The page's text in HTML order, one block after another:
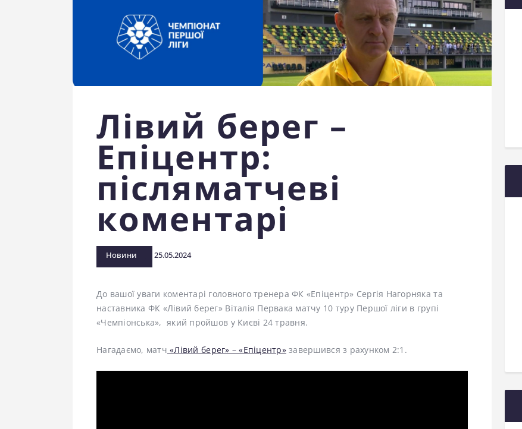
Лівий берег –
Епіцентр:
післяматчеві
коментарі
Новини 25.05.2024
До вашої уваги коментарі головного тренера ФК «Епіцентр» Сергія Нагорняка та
наставника ФК «Лівий берег» Віталія Первака матчу 10 туру Першої ліги в групі
«Чемпіонська», який пройшов у Києві 24 травня.
Нагадаємо, матч «Лівий берег» – «Епіцентр»завершився з рахунком 2:1.